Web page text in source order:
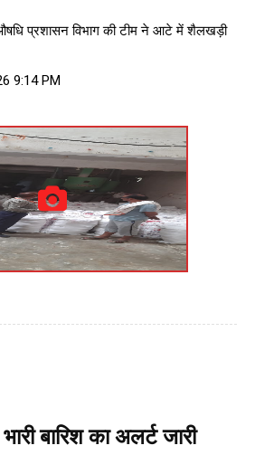
प्रशासन विभाग की टीम ने आटे में शैलखड़ी
9:14 PM
भारी बारिश का अलर्ट जारी